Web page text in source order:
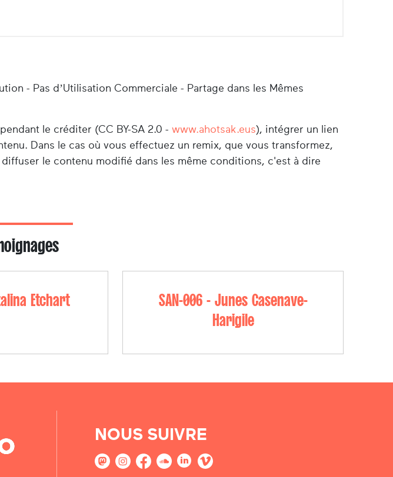
- Pas d’Utilisation Commerciale - Partage dans les Mêmes
le créditer (CC BY-SA 2.0 - www.ahotsak.eus), intégrer un lien
Dans le cas où vous effectuez un remix, que vous transformez,
le contenu modifié dans les même conditions, c'est à dire
Etchart
SAN-006 - Junes Casenave-
Harigile
NOUS SUIVRE